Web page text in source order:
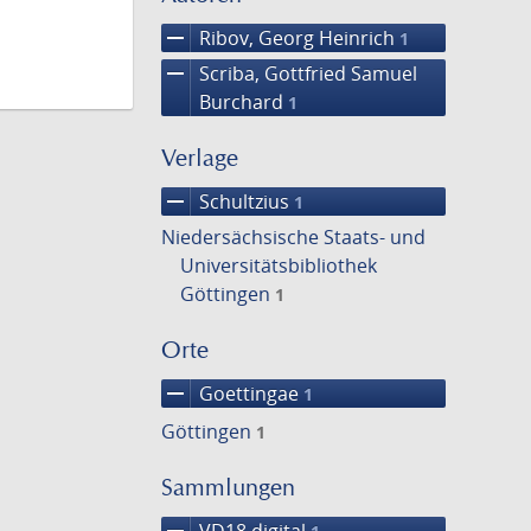
remove Ribov, Georg Heinrich 1
remove
Scriba, Gottfried Samuel
Burchard 1
Verlage
remove Schultzius 1
Niedersächsische Staats- und
Universitätsbibliothek
Göttingen 1
Orte
remove Goettingae 1
Göttingen 1
Sammlungen